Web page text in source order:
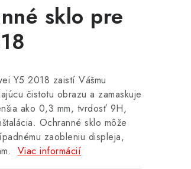
sklo pre
Y5 2018 zaistí Vášmu
čistotu obrazu a zamaskuje
ako 0,3 mm, tvrdosť 9H,
Ochranné sklo môže
zaobleniu displeja,
Viac informácií